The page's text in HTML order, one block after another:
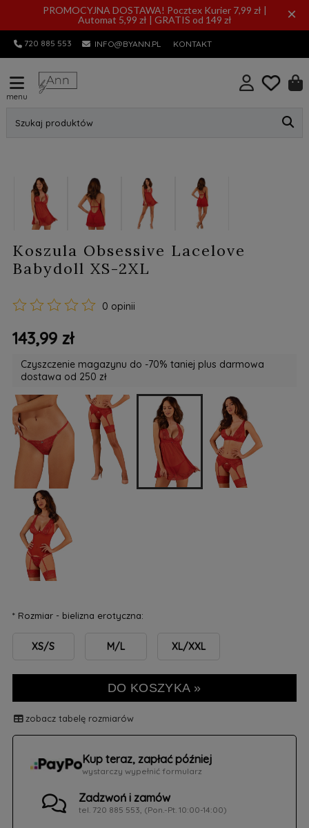
PROMOCYJNA DOSTAWA! Pocztex Kurier 7,99 zł |
Automat 5,99 zł | GRATIS od 149 zł
×
720 885 553 INFO@BYANN.PL KONTAKT
menu
Szukaj produktów
Koszula Obsessive Lacelove
Babydoll XS-2XL
0 opinii
143,99 zł
Czyszczenie magazynu do -70% taniej plus darmowa
dostawa od 250 zł
*Rozmiar - bielizna erotyczna:
XS/S M/L XL/XXL
DO KOSZYKA »
zobacz tabelę rozmiarów
Kup teraz, zapłać później
wystarczy wypełnić formularz
Zadzwoń i zamów
tel. 720 885 553, (Pon.-Pt. 10:00-14:00)